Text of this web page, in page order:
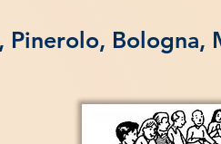
Bologna,